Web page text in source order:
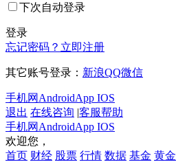
下次自动登录
登录
忘记密码？ 立即注册
其它账号登录： 新浪QQ微信
手机网 AndroidApp IOS
退出 在线咨询 |客服帮助
手机网 AndroidApp IOS
欢迎您，
首页 财经 股票 行情 数据 基金 黄金